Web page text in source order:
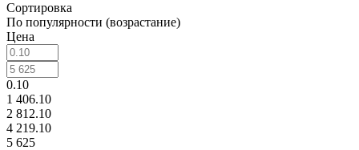
Сортировка
По популярности (возрастание)
Цена
0.10
1 406.10
2 812.10
4 219.10
5 625